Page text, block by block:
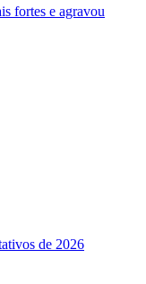
fortes e agravou
de 2026